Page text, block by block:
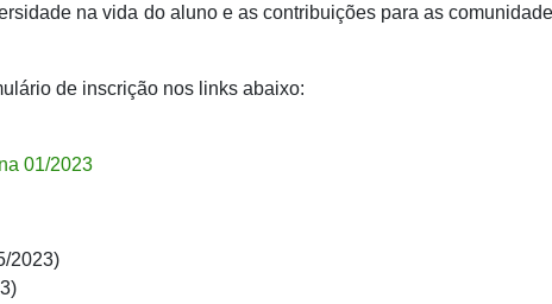
na vida do aluno e as contribuições para as
de inscrição nos links abaixo:
01/2023
2023)